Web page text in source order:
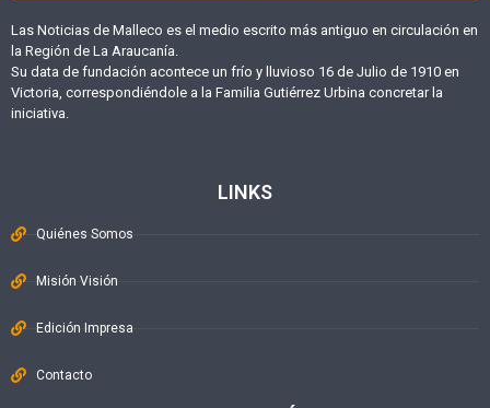
Las Noticias de Malleco es el medio escrito más antiguo en circulación en
la Región de La Araucanía.
Su data de fundación acontece un frío y lluvioso 16 de Julio de 1910 en
Victoria, correspondiéndole a la Familia Gutiérrez Urbina concretar la
iniciativa.
LINKS
Quiénes Somos
Misión Visión
Edición Impresa
Contacto